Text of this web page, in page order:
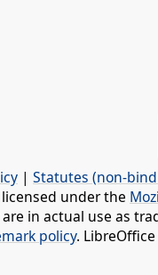
| Statutes (non-
under the
in actual use as
policy.